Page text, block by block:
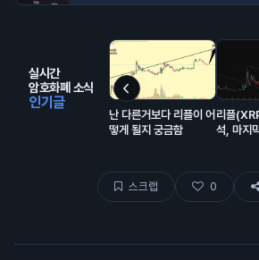
실시간
암호화폐 소식
인기글
난 다른거보다 리플이 어
떻게 될지 궁금함
리플
석, 마지
스크랩 0